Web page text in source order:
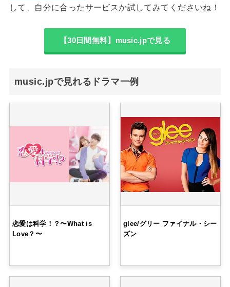
して、自分に合ったサービスか試してみてくださいね！
【30日間無料】music.jpで見る
music.jpで見れるドラマ一例
恋愛は科学！？〜What is
Love？〜
glee/グリー ファイナル・シー
ズン